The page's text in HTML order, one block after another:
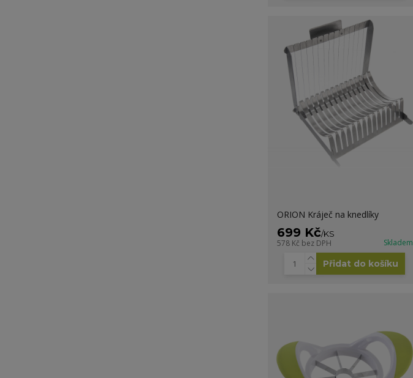
ORION Kráječ na knedlíky
699 Kč/KS
578 Kč bez DPH Skladem
Přidat do košíku